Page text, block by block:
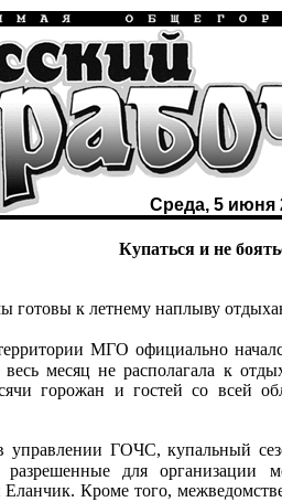
Среда, 5 июня
Купаться и не
готовы к летнему наплыву
МГО официально
месяц не располагала к
горожан и гостей со всей
ГОЧС, купальный
для организации
Кроме того,